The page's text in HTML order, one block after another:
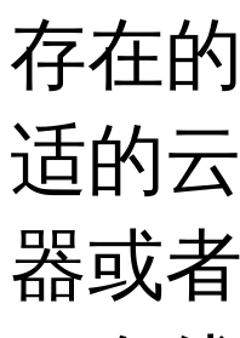
存在
适的
器或